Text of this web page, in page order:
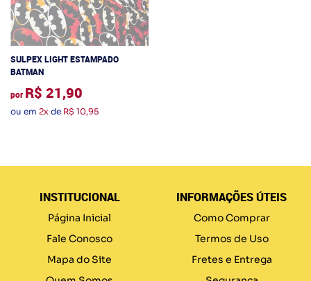
SULPEX LIGHT ESTAMPADO
BATMAN
por R$ 21,90
ou em 2x de R$ 10,95
INSTITUCIONAL
Página Inicial
Fale Conosco
Mapa do Site
INFORMAÇÕES ÚTEIS
Como Comprar
Termos de Uso
Fretes e Entrega